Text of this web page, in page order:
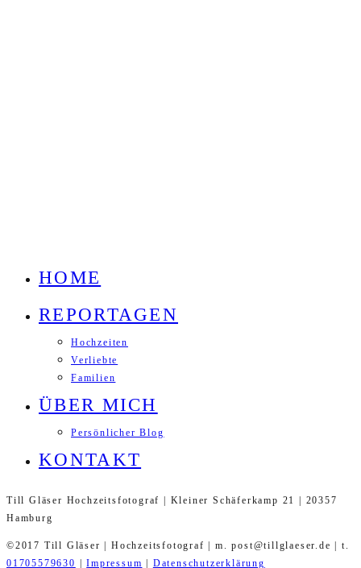
HOME
REPORTAGEN
Hochzeiten
Verliebte
Familien
ÜBER MICH
Persönlicher Blog
KONTAKT
Till Gläser Hochzeitsfotograf | Kleiner Schäferkamp 21 | 20357
Hamburg
©2017 Till Gläser | Hochzeitsfotograf | m. post@tillglaeser.de | t.
01705579630
|Impressum Datenschutzerklärung